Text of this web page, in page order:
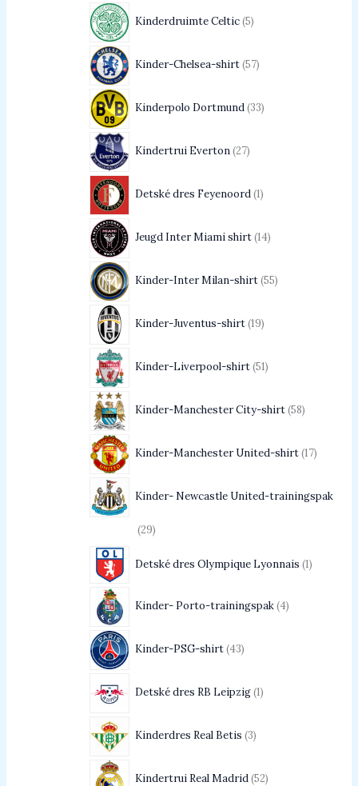
Kinderdruimte Celtic 5
Kinder-Chelsea-shirt 57
Kinderpolo Dortmund 33
Kindertrui Everton 27
Detské dres Feyenoord 1
Jeugd Inter Miami shirt 14
Kinder-Inter Milan-shirt 55
Kinder-Juventus-shirt 19
Kinder-Liverpool-shirt 51
Kinder-Manchester City-shirt 58
Kinder-Manchester United-shirt 17
Kinder- Newcastle United-trainingspak
29
Detské dres Olympique Lyonnais 1
Kinder- Porto-trainingspak 4
Kinder-PSG-shirt 43
Detské dres RB Leipzig 1
Kinderdres Real Betis 3
Kindertrui Real Madrid 52